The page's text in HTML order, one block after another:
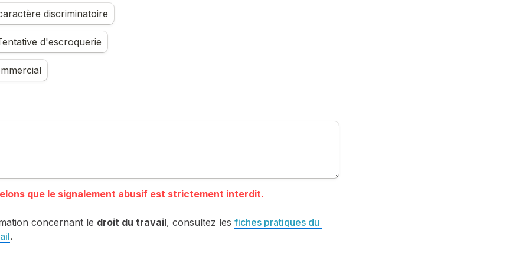
discriminatoire
d'escroquerie
concernant le droit du travail, consultez les fiches pratiques du